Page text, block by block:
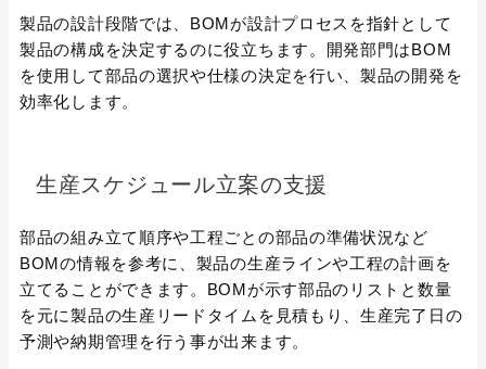
製品の設計段階では、BOMが設計プロセスを指針として
製品の構成を決定するのに役立ちます。開発部門はBOM
を使用して部品の選択や仕様の決定を行い、製品の開発を
効率化します。
生産スケジュール立案の支援
部品の組み立て順序や工程ごとの部品の準備状況など
BOMの情報を参考に、製品の生産ラインや工程の計画を
立てることができます。BOMが示す部品のリストと数量
を元に製品の生産リードタイムを見積もり、生産完了日の
予測や納期管理を行う事が出来ます。